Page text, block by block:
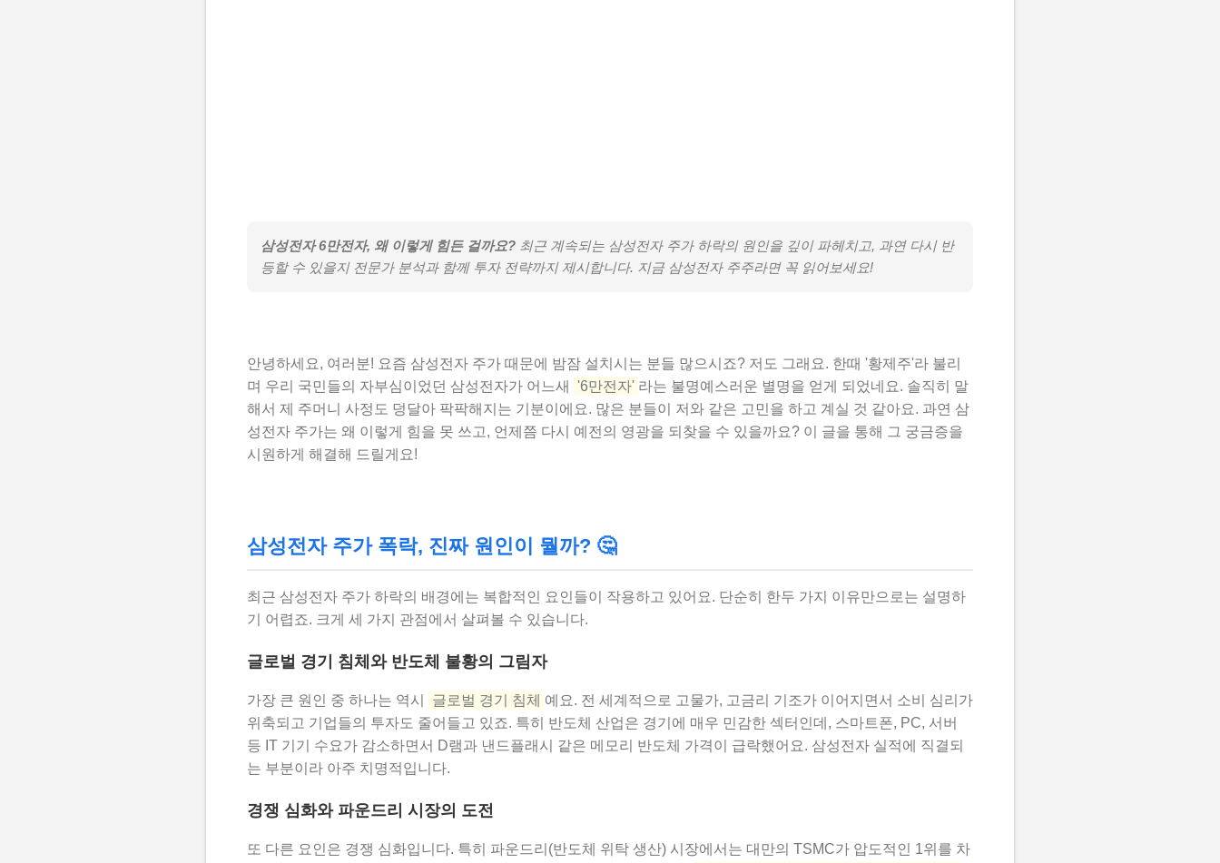
삼성전자 6만전자, 왜 이렇게 힘든 걸까요? 최근 계속되는 삼성전자 주가 하락의 원인을 깊이 파헤치고, 과연 다시 반
등할 수 있을지 전문가 분석과 함께 투자 전략까지 제시합니다. 지금 삼성전자 주주라면 꼭 읽어보세요!
안녕하세요, 여러분! 요즘 삼성전자 주가 때문에 밤잠 설치시는 분들 많으시죠? 저도 그래요. 한때 '황제주'라 불리
며 우리 국민들의 자부심이었던 삼성전자가 어느새
'6만전자' 라는 불명예스러운 별명을 얻게 되었네요. 솔직히 말
해서 제 주머니 사정도 덩달아 팍팍해지는 기분이에요. 많은 분들이 저와 같은 고민을 하고 계실 것 같아요. 과연 삼
성전자 주가는 왜 이렇게 힘을 못 쓰고, 언제쯤 다시 예전의 영광을 되찾을 수 있을까요? 이 글을 통해 그 궁금증을
시원하게 해결해 드릴게요!
삼성전자 주가 폭락, 진짜 원인이 뭘까? 🤔
최근 삼성전자 주가 하락의 배경에는 복합적인 요인들이 작용하고 있어요. 단순히 한두 가지 이유만으로는 설명하
기 어렵죠. 크게 세 가지 관점에서 살펴볼 수 있습니다.
글로벌 경기 침체와 반도체 불황의 그림자
가장 큰 원인 중 하나는 역시 글로벌 경기 침체 예요. 전 세계적으로 고물가, 고금리 기조가 이어지면서 소비 심리가
위축되고 기업들의 투자도 줄어들고 있죠. 특히 반도체 산업은 경기에 매우 민감한 섹터인데, 스마트폰, PC, 서버
등 IT 기기 수요가 감소하면서 D램과 낸드플래시 같은 메모리 반도체 가격이 급락했어요. 삼성전자 실적에 직결되
는 부분이라 아주 치명적입니다.
경쟁 심화와 파운드리 시장의 도전
또 다른 요인은 경쟁 심화입니다. 특히 파운드리(반도체 위탁 생산) 시장에서는 대만의 TSMC가 압도적인 1위를 차